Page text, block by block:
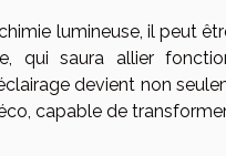
lumineuse, il peut
qui saura allier
devient non
capable de